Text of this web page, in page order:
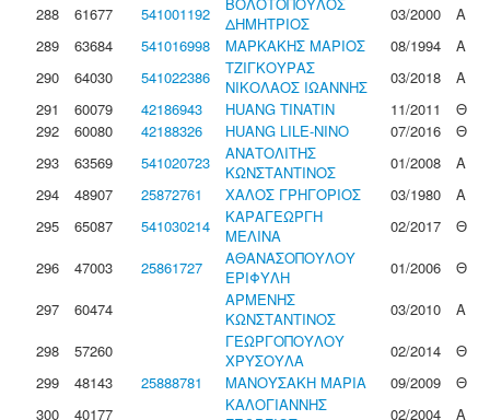
288
61677 541001192
ΔΗΜΗΤΡΙΟΣ
03/2000
Α
289
63684 541016998 ΜΑΡΚΑΚΗΣ ΜΑΡΙΟΣ 08/1994
Α
290
64030 541022386
ΤΖΙΓΚΟΥΡΑΣ
ΝΙΚΟΛΑΟΣ ΙΩΑΝΝΗΣ
03/2018
Α
291
60079 42186943 HUANG TINATIN 11/2011
Θ
292
60080 42188326 HUANG LILE-NINO 07/2016
Θ
293
63569 541020723
ΑΝΑΤΟΛΙΤΗΣ
ΚΩΝΣΤΑΝΤΙΝΟΣ
01/2008
Α
294
48907 25872761 ΧΑΛΟΣ ΓΡΗΓΟΡΙΟΣ 03/1980
Α
295
65087 541030214
ΚΑΡΑΓΕΩΡΓΗ
ΜΕΛΙΝΑ
02/2017
Θ
296
47003 25861727
ΑΘΑΝΑΣΟΠΟΥΛΟΥ
ΕΡΙΦΥΛΗ
01/2006
Θ
297
60474
ΑΡΜΕΝΗΣ
ΚΩΝΣΤΑΝΤΙΝΟΣ
03/2010
Α
298
57260
ΓΕΩΡΓΟΠΟΥΛΟΥ
ΧΡΥΣΟΥΛΑ
02/2014
Θ
299
48143 25888781 ΜΑΝΟΥΣΑΚΗ ΜΑΡΙΑ 09/2009
Θ
300
40177
ΚΑΛΟΓΙΑΝΝΗΣ
02/2004
Α